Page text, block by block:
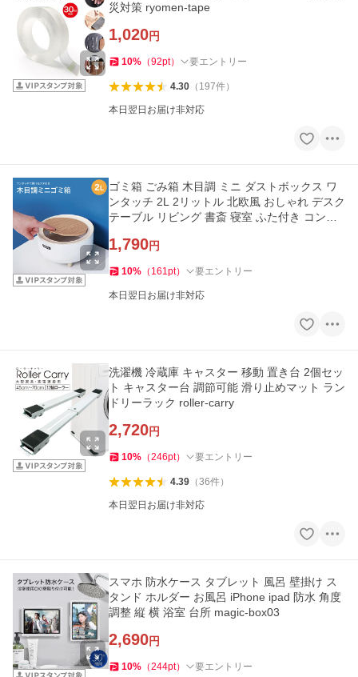
災対策 ryomen-tape
1,020円
10% （92pt） 要エントリー
4.30（ 197件）
本日翌日お届け非対応
ゴミ箱 ごみ箱 木目調 ミニ ダストボックス ワ
ンタッチ 2L 2リットル 北欧風 おしゃれ デスク
テーブル リビング 書斎 寝室 ふた付き コンパ
1,790円
10% （ 161pt） 要エントリー
本日翌日お届け非対応
洗濯機 冷蔵庫 キャスター 移動 置き台 2個セッ
ト キャスター台 調節可能 滑り止めマット ラン
ドリーラック roller-carry
2,720円
10% （246pt） 要エントリー
4.39（36件）
本日翌日お届け非対応
スマホ 防水ケース タブレット 風呂 壁掛け ス
タンド ホルダー お風呂 iPhone ipad 防水 角度
調整 縦 横 浴室 台所 magic-box03
2,690円
10% （244pt） 要エントリー